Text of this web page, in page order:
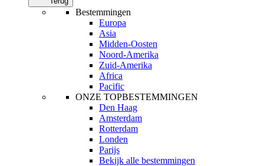
Bestemmingen
Europa
Asia
Midden-Oosten
Noord-Amerika
Zuid-Amerika
Africa
Pacific
ONZE TOPBESTEMMINGEN
Den Haag
Amsterdam
Rotterdam
Londen
Parijs
Bekijk alle bestemmingen